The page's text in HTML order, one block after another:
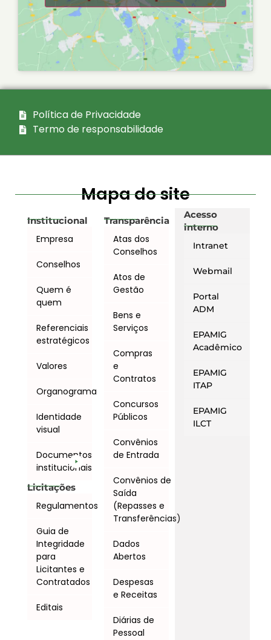
Política de Privacidade
Termo de responsabilidade
Mapa do site
Institucional
Empresa
Conselhos
Quem é
quem
Referenciais
estratégicos
Valores
Organograma
Identidade
visual
Documentos
institucionais
Licitações
Regulamentos
Guia de
Integridade
para
Licitantes e
Contratados
Editais
Transparência
Atas dos
Conselhos
Atos de
Gestão
Bens e
Serviços
Compras
e
Contratos
Concursos
Públicos
Convênios
de Entrada
Convênios de
Saída
(Repasses e
Transferências)
Dados
Abertos
Despesas
e Receitas
Diárias de
Pessoal
Acesso
interno
Intranet
Webmail
Portal
ADM
EPAMIG
Acadêmico
EPAMIG
ITAP
EPAMIG
ILCT